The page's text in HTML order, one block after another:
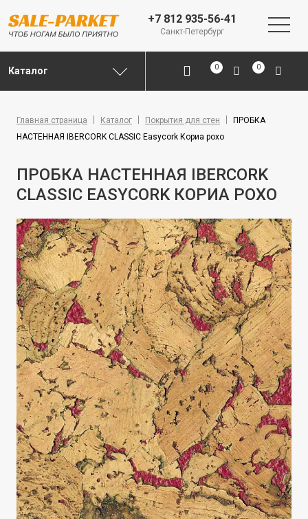
+7 812 935-56-41
Санкт-Петербург
Каталог 0 0
Главная страница Каталог Покрытия для стен
ПРОБКА
НАСТЕННАЯ IBERCORK CLASSIC Easycork Кориа рохо
ПРОБКА НАСТЕННАЯ IBERCORK
CLASSIC EASYCORK КОРИА РОХО